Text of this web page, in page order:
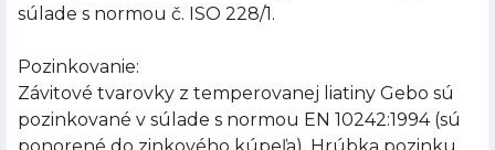
súlade s normou č. ISO 228/1.
Pozinkovanie:
Závitové tvarovky z temperovanej liatiny Gebo sú
pozinkované v súlade s normou EN 10242:1994 (sú